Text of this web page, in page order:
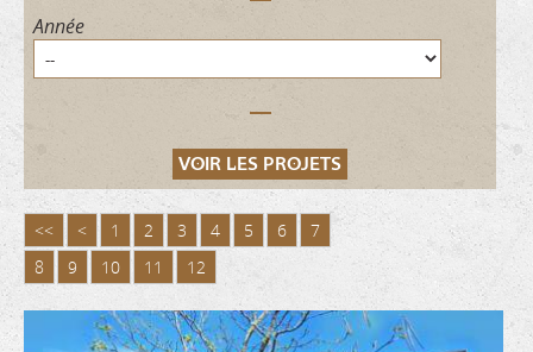
Année
<< < 1 2 3 4 5 6
7
8
9 10 11 12